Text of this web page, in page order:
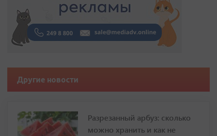
Другие новости
Разрезанный арбуз: сколько
можно хранить и как не